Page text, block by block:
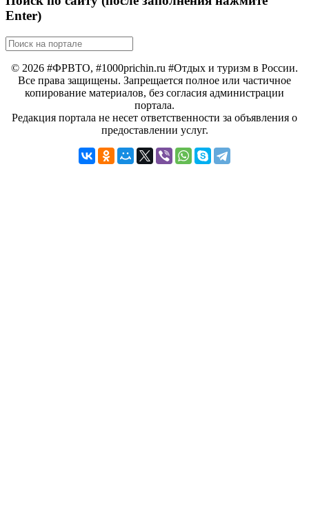
Enter)
© 2026 #ФРВТО, #1000prichin.ru #Отдых и туризм в России.
Все права защищены. Запрещается полное или частичное
копирование материалов, без согласия администрации
портала.
Редакция портала не несет ответственности за объявления о
предоставлении услуг.